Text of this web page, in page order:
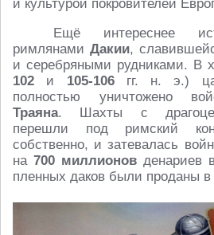
и культурой покровителей
Ещё интереснее
римлянами Дакии,
и серебряными рудниками. В
102 и 105-106гг. н. э.)
полностью уничтожено
Траяна. Шахты с
перешли под римский
собственно, и затевалась
на 700 миллионовденариев
пленных даков были проданы в